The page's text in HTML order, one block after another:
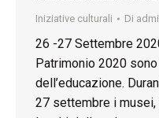
Iniziative culturali Di
26 -27 Settembre
Patrimonio 2020
dell’educazione.
27 settembre i